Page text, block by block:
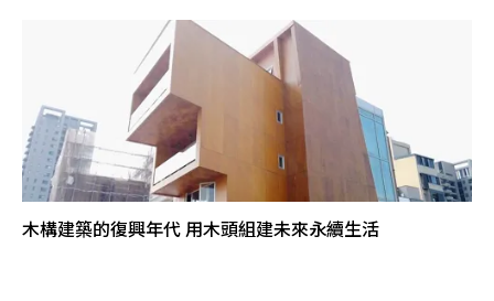
木構建築的復興年代 用木頭組建未來永續生活